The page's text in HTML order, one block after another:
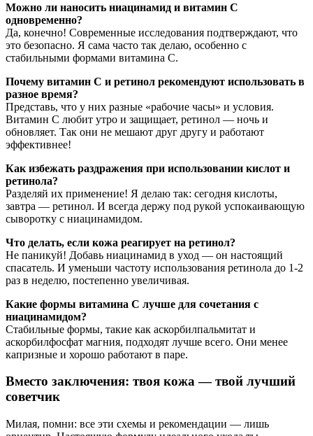
Можно ли наносить ниацинамид и витамин С
одновременно?
Да, конечно! Современные исследования подтверждают, что
это безопасно. Я сама часто так делаю, особенно с
стабильными формами витамина С.
Почему витамин С и ретинол рекомендуют использовать в
разное время?
Представь, что у них разные «рабочие часы» и условия.
Витамин С любит утро и защищает, ретинол — ночь и
обновляет. Так они не мешают друг другу и работают
эффективнее!
Как избежать раздражения при использовании кислот и
ретинола?
Разделяй их применение! Я делаю так: сегодня кислоты,
завтра — ретинол. И всегда держу под рукой успокаивающую
сыворотку с ниацинамидом.
Что делать, если кожа реагирует на ретинол?
Не паникуй! Добавь ниацинамид в уход — он настоящий
спасатель. И уменьши частоту использования ретинола до 1-2
раз в неделю, постепенно увеличивая.
Какие формы витамина С лучше для сочетания с
ниацинамидом?
Стабильные формы, такие как аскорбилпальмитат и
аскорбилфосфат магния, подходят лучше всего. Они менее
капризные и хорошо работают в паре.
Вместо заключения: твоя кожа — твой лучший
советчик
Милая, помни: все эти схемы и рекомендации — лишь